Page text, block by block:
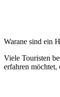
Warane sind ein
Viele Touristen
erfahren möchtet,